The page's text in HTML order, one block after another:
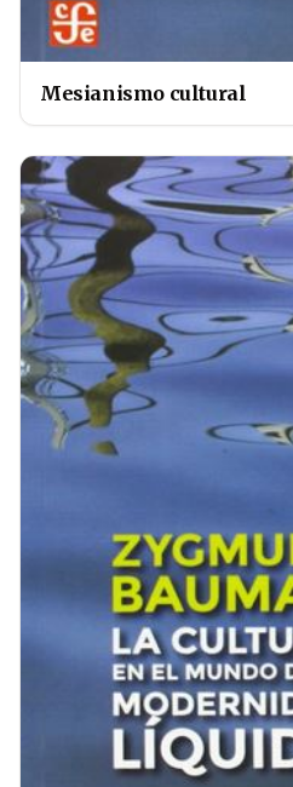
Mesianismo cultural